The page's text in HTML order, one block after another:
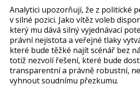
Analytici upozorňují, že z politické
v silné pozici. Jako vítěz voleb
který mu dává silný vyjednávací
právní nejistota a veřejné tlaky
které bude těžké najít scénář bez
totiž nezvolí řešení, které bude
transparentní a právně robustní,
vyhnout soudnímu přezkumu.